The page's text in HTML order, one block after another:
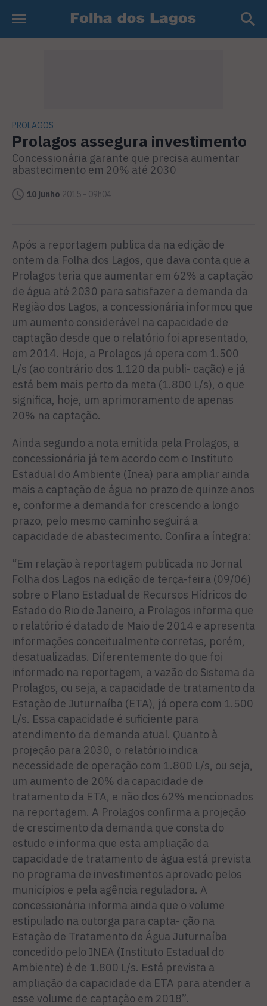
PROLAGOS
Prolagos assegura investimento
Concessionária garante que precisa aumentar
abastecimento em 20% até 2030
10 junho 2015 - 09h04
Após a reportagem publica da na edição de
ontem da Folha dos Lagos, que dava conta que a
Prolagos teria que aumentar em 62% a captação
de água até 2030 para satisfazer a demanda da
Região dos Lagos, a concessionária informou que
um aumento considerável na capacidade de
captação desde que o relatório foi apresentado,
em 2014. Hoje, a Prolagos já opera com 1.500
L/s (ao contrário dos 1.120 da publi- cação) e já
está bem mais perto da meta (1.800 L/s), o que
significa, hoje, um aprimoramento de apenas
20% na captação.
Ainda segundo a nota emitida pela Prolagos, a
concessionária já tem acordo com o Instituto
Estadual do Ambiente (Inea) para ampliar ainda
mais a captação de água no prazo de quinze anos
e, conforme a demanda for crescendo a longo
prazo, pelo mesmo caminho seguirá a
capacidade de abastecimento. Confira a íntegra:
“Em relação à reportagem publicada no Jornal
Folha dos Lagos na edição de terça-feira (09/06)
sobre o Plano Estadual de Recursos Hídricos do
Estado do Rio de Janeiro, a Prolagos informa que
o relatório é datado de Maio de 2014 e apresenta
informações conceitualmente corretas, porém,
desatualizadas. Diferentemente do que foi
informado na reportagem, a vazão do Sistema da
Prolagos, ou seja, a capacidade de tratamento da
Estação de Juturnaíba (ETA), já opera com 1.500
L/s. Essa capacidade é suficiente para
atendimento da demanda atual. Quanto à
projeção para 2030, o relatório indica
necessidade de operação com 1.800 L/s, ou seja,
um aumento de 20% da capacidade de
tratamento da ETA, e não dos 62% mencionados
na reportagem. A Prolagos confirma a projeção
de crescimento da demanda que consta do
estudo e informa que esta ampliação da
capacidade de tratamento de água está prevista
no programa de investimentos aprovado pelos
municípios e pela agência reguladora. A
concessionária informa ainda que o volume
estipulado na outorga para capta- ção na
Estação de Tratamento de Água Juturnaíba
concedido pelo INEA (Instituto Estadual do
Ambiente) é de 1.800 L/s. Está prevista a
ampliação da capacidade da ETA para atender a
esse volume de captação em 2018”.